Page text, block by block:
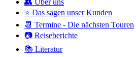
👥 Über uns
⭐ Das sagen unser Kunden
📆 Termine - Die nächsten Touren
📷 Reiseberichte
📚 Literatur